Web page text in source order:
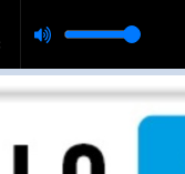
com Equipe ABC News